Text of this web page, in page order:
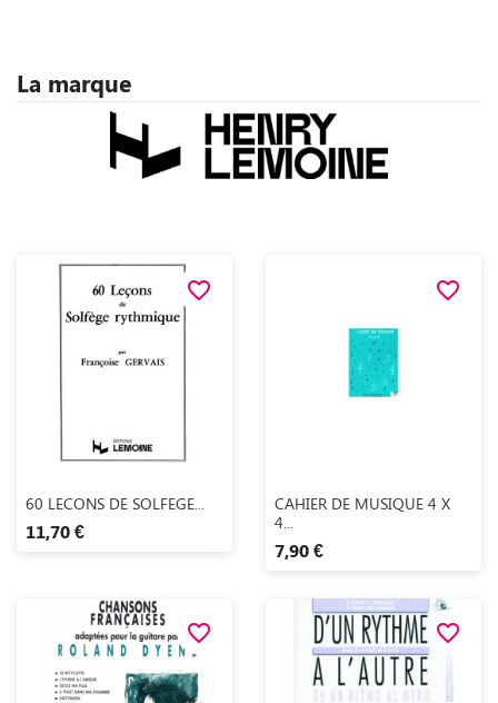
La marque
Aperçu rapide
60 LECONS DE SOLFEGE...
11,70 €
favorite_border
 Aperçu rapide
CAHIER DE MUSIQUE 4 X
4...
7,90 €
favorite_border
favorite_border favorite_border